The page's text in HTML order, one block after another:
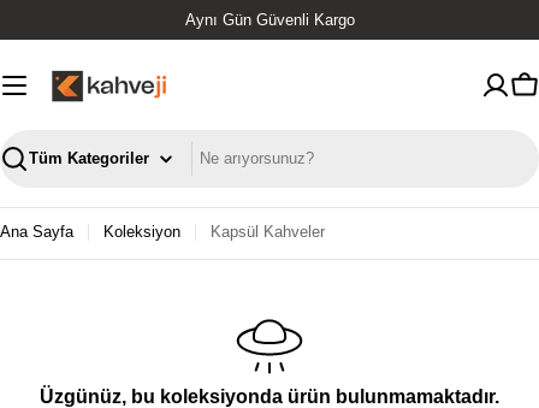
Aynı Gün Güvenli Kargo
Ara
Ana Sayfa Koleksiyon Kapsül Kahveler
Üzgünüz, bu koleksiyonda ürün bulunmamaktadır.